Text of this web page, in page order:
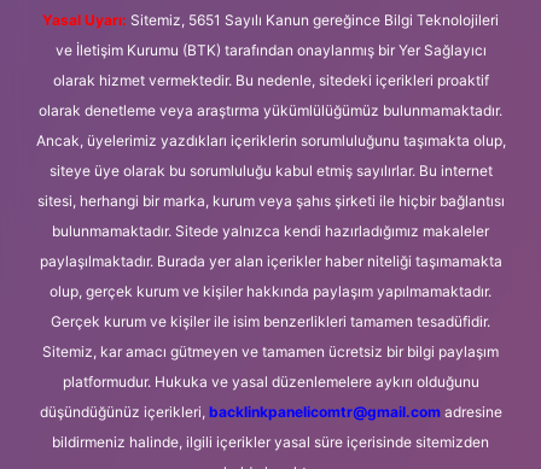
Yasal Uyarı: Sitemiz, 5651 Sayılı Kanun gereğince Bilgi Teknolojileri
ve İletişim Kurumu (BTK) tarafından onaylanmış bir Yer Sağlayıcı
olarak hizmet vermektedir. Bu nedenle, sitedeki içerikleri proaktif
olarak denetleme veya araştırma yükümlülüğümüz bulunmamaktadır.
Ancak, üyelerimiz yazdıkları içeriklerin sorumluluğunu taşımakta olup,
siteye üye olarak bu sorumluluğu kabul etmiş sayılırlar. Bu internet
sitesi, herhangi bir marka, kurum veya şahıs şirketi ile hiçbir bağlantısı
bulunmamaktadır. Sitede yalnızca kendi hazırladığımız makaleler
paylaşılmaktadır. Burada yer alan içerikler haber niteliği taşımamakta
olup, gerçek kurum ve kişiler hakkında paylaşım yapılmamaktadır.
Gerçek kurum ve kişiler ile isim benzerlikleri tamamen tesadüfidir.
Sitemiz, kar amacı gütmeyen ve tamamen ücretsiz bir bilgi paylaşım
platformudur. Hukuka ve yasal düzenlemelere aykırı olduğunu
düşündüğünüz içerikleri, backlinkpanelicomtr@gmail.comadresine
bildirmeniz halinde, ilgili içerikler yasal süre içerisinde sitemizden